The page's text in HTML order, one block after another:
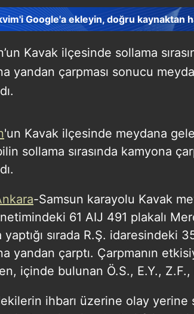
Google'a ekleyin, doğru kaynaktan
Kavak ilçesinde sollama
yandan çarpması sonucu
'un Kavak ilçesinde meydana
sollama sırasında kamyona
-Samsun karayolu Kavak
61 AIJ 491 plakalı
yaptığı sırada R.Ş. idaresindeki
yandan çarptı. Çarpmanın
içinde bulunan Ö.S., E.Y., Z.F.,
ihbarı üzerine olay yerine